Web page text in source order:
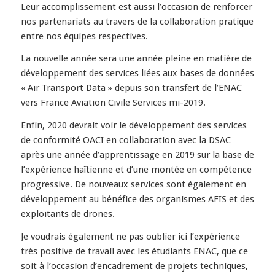
Leur accomplissement est aussi l’occasion de renforcer
nos partenariats au travers de la collaboration pratique
entre nos équipes respectives.
La nouvelle année sera une année pleine en matière de
développement des services liées aux bases de données
« Air Transport Data » depuis son transfert de l’ENAC
vers France Aviation Civile Services mi-2019.
Enfin, 2020 devrait voir le développement des services
de conformité OACI en collaboration avec la DSAC
après une année d’apprentissage en 2019 sur la base de
l’expérience haïtienne et d’une montée en compétence
progressive. De nouveaux services sont également en
développement au bénéfice des organismes AFIS et des
exploitants de drones.
Je voudrais également ne pas oublier ici l’expérience
très positive de travail avec les étudiants ENAC, que ce
soit à l’occasion d’encadrement de projets techniques,